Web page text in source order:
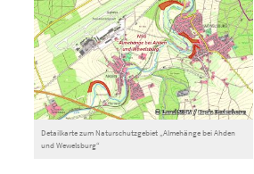
Detailkarte zum Naturschutzgebiet „Almehänge bei Ahden
und Wewelsburg“